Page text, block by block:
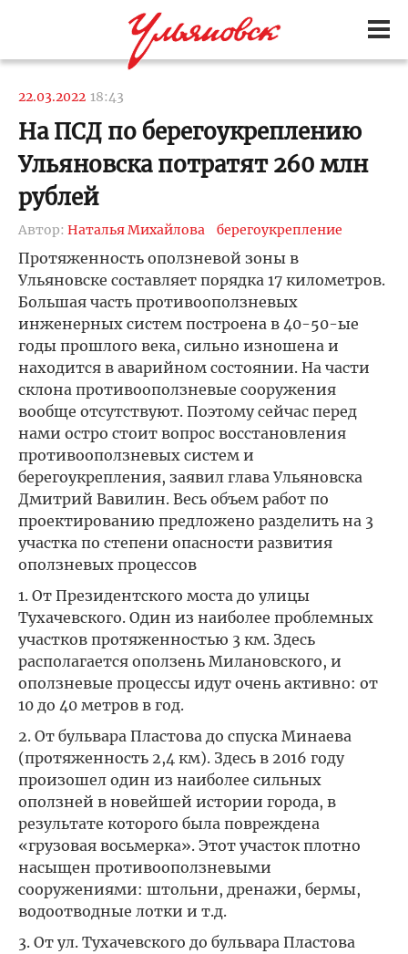
22.03.2022 18:43
На ПСД по берегоукреплению
Ульяновска потратят 260 млн
рублей
Автор: Наталья Михайлова берегоукрепление
Протяженность оползневой зоны в
Ульяновске составляет порядка 17 километров.
Большая часть противооползневых
инженерных систем построена в 40-50-ые
годы прошлого века, сильно изношена и
находится в аварийном состоянии. На части
склона противооползневые сооружения
вообще отсутствуют. Поэтому сейчас перед
нами остро стоит вопрос восстановления
противооползневых систем и
берегоукрепления, заявил глава Ульяновска
Дмитрий Вавилин. Весь объем работ по
проектированию предложено разделить на 3
участка по степени опасности развития
оползневых процессов
1. От Президентского моста до улицы
Тухачевского. Один из наиболее проблемных
участков протяженностью 3 км. Здесь
располагается оползень Милановского, и
оползневые процессы идут очень активно: от
10 до 40 метров в год.
2. От бульвара Пластова до спуска Минаева
(протяженность 2,4 км). Здесь в 2016 году
произошел один из наиболее сильных
оползней в новейшей истории города, в
результате которого была повреждена
«грузовая восьмерка». Этот участок плотно
насыщен противооползневыми
сооружениями: штольни, дренажи, бермы,
водоотводные лотки и т.д.
3. От ул. Тухачевского до бульвара Пластова